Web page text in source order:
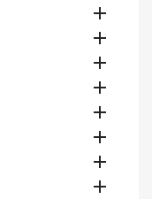







